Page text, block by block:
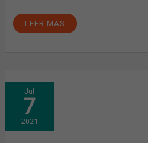
LEER MÁS
Jul
7
2021
LOS
FARMACÉUTICOS
CATALANES
RECLAMAN
PODER
DISPENSAR
URGENTEMENTE